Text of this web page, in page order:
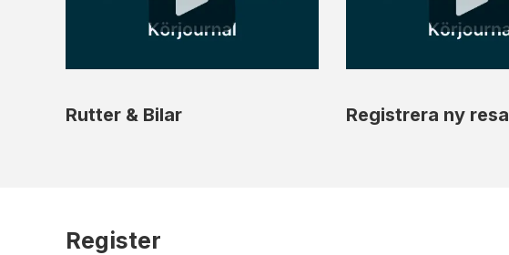
Rutter & Bilar Registrera ny resa
Register